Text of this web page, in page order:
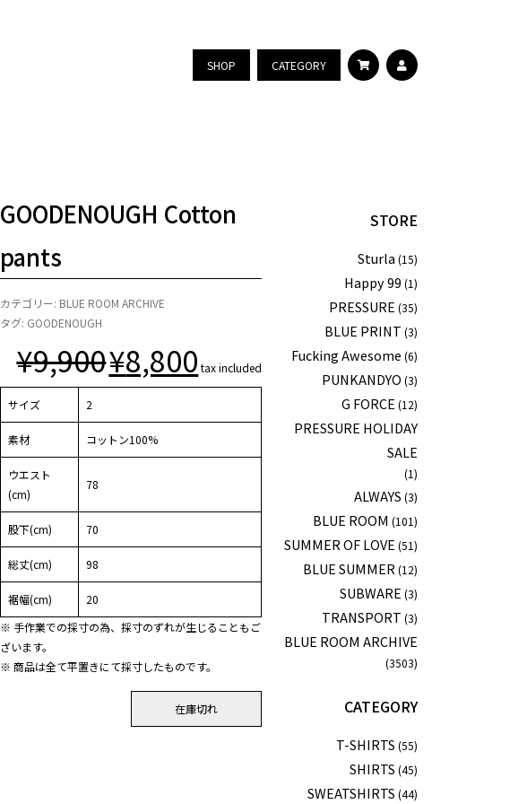
SHOP CATEGORY
GOODENOUGH Cotton
pants
カテゴリー: BLUE ROOM ARCHIVE
タグ: GOODENOUGH
¥9,900¥8,800 tax included
サイズ 2
素材 コットン100%
ウエスト
(cm)
78
股下(cm) 70
総丈(cm) 98
裾幅(cm)
20
※ 手作業での採寸の為、採寸のずれが生じることもご
ざいます。
※ 商品は全て平置きにて採寸したものです。
在庫切れ
STORE
Sturla (15)
Happy 99 (1)
PRESSURE (35)
BLUE PRINT (3)
Fucking Awesome (6)
PUNKANDYO (3)
G FORCE (12)
PRESSURE HOLIDAY
SALE
(1)
ALWAYS (3)
BLUE ROOM (101)
SUMMER OF LOVE (51)
BLUE SUMMER (12)
SUBWARE (3)
TRANSPORT (3)
BLUE ROOM ARCHIVE
(3503)
CATEGORY
T-SHIRTS (55)
SHIRTS (45)
SWEATSHIRTS (44)